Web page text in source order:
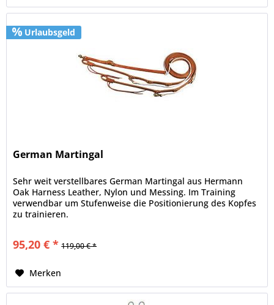
Urlaubsgeld
German Martingal
Sehr weit verstellbares German Martingal aus Hermann
Oak Harness Leather, Nylon und Messing. Im Training
verwendbar um Stufenweise die Positionierung des Kopfes
zu trainieren.
95,20 € * 119,00 € *
Merken